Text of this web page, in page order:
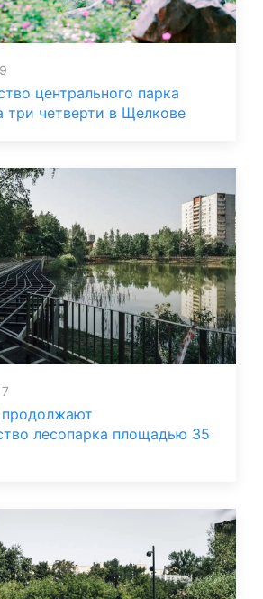
центрального парка
три четверти в Щелкове
лесопарка площадью 35